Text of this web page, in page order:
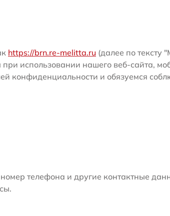
https://brn.re-melitta.ru (далее по тексту
использовании нашего веб-сайта,
конфиденциальности и обязуемся
телефона и другие контактные